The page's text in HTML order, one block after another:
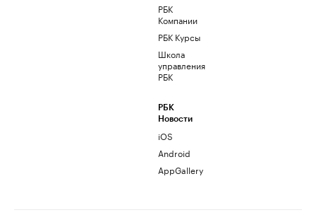
РБК
Компании
РБК Курсы
Школа
управления
РБК
РБК
Новости
iOS
Android
AppGallery